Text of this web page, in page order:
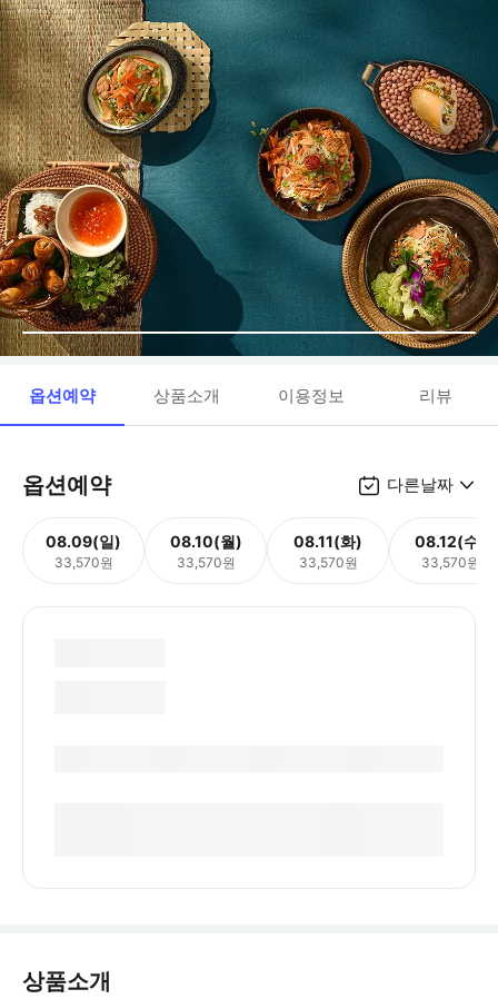
옵션예약 상품소개 이용정보 리뷰
옵션예약 다른날짜
08.09(일)
33,570원
08.10(월)
33,570원
08.11(화)
33,570원
08.12(수)
33,570원
상품소개